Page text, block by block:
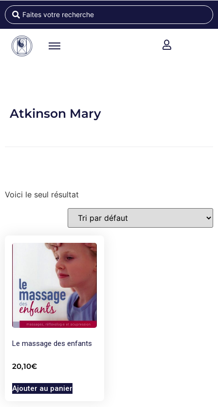
Atkinson Mary
Voici le seul résultat
Le massage des enfants
20,10€
Ajouter au panier